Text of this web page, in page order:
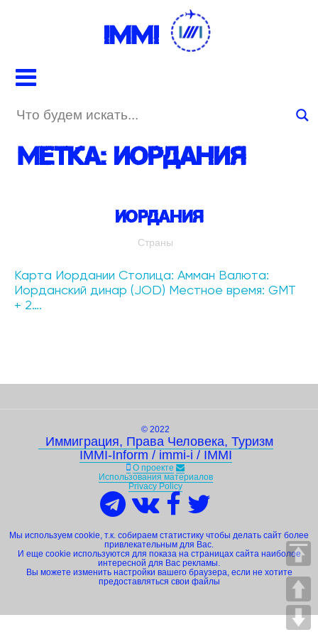
IMMI
Метка: Иордания
Иордания
Страны
Карта Иордании Столица: Амман Валюта:
Иорданский динар (JOD) Местное время: GMT
+ 2….
© 2022
Иммиграция, Права Человека, Туризм
IMMI-Inform / immi-i / IMMI
О проекте
Использования материалов
Privacy Policy
Мы используем cookie, т.к. собираем статистику чтобы делать сайт более
привлекательным для Вас.
И еще cookie используются для показа на страницах сайта наиболее
интересной для Вас рекламы.
Вы можете изменить настройки вашего браузера, если не хотите
предоставляться свои файлы